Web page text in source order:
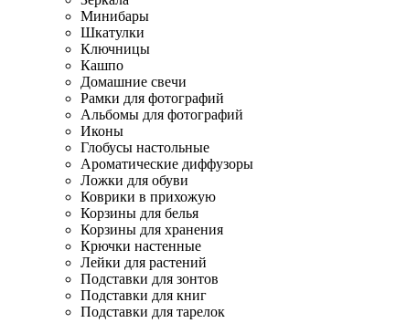
Минибары
Шкатулки
Ключницы
Кашпо
Домашние свечи
Рамки для фотографий
Альбомы для фотографий
Иконы
Глобусы настольные
Ароматические диффузоры
Ложки для обуви
Коврики в прихожую
Корзины для белья
Корзины для хранения
Крючки настенные
Лейки для растений
Подставки для зонтов
Подставки для книг
Подставки для тарелок